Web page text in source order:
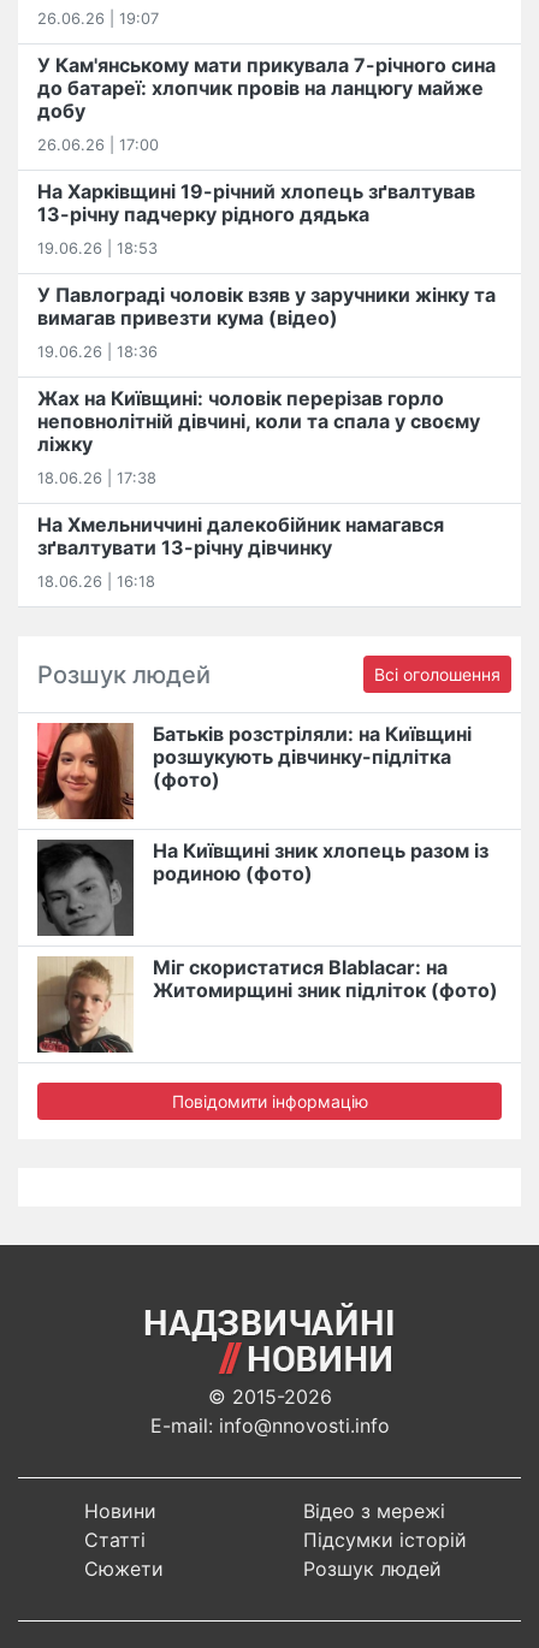
26.06.26 | 19:07
У Кам'янському мати прикувала 7-річного сина
до батареї: хлопчик провів на ланцюгу майже
добу
26.06.26 | 17:00
На Харківщині 19-річний хлопець​ ️зґвалтував
13-річну падчерку рідного дядька
19.06.26 | 18:53
У Павлограді чоловік взяв у заручники жінку та
вимагав привезти кума (відео)
19.06.26 | 18:36
Жах на Київщині: чоловік перерізав горло
неповнолітній дівчині, коли та спала у своєму
ліжку
18.06.26 | 17:38
На Хмельниччині далекобійник намагався
зґвалтувати 13-річну дівчинку
18.06.26 | 16:18
Розшук людей Всі оголошення
Батьків розстріляли: на Київщині
розшукують дівчинку-підлітка
(фото)
На Київщині зник хлопець разом із
родиною (фото)
Міг скористатися Blablacar: на
Житомирщині зник підліток (фото)
Повідомити інформацію
© 2015-2026
E-mail: info@nnovosti.info
Новини
Статті
Сюжети
Відео з мережі
Підсумки історій
Розшук людей